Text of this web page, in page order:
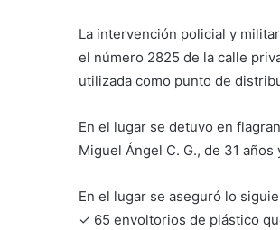
La intervención policial y
el número 2825 de la calle
utilizada como punto de
En el lugar se detuvo en
Miguel Ángel C. G., de 31
En el lugar se aseguró lo
✓ 65 envoltorios de plástico